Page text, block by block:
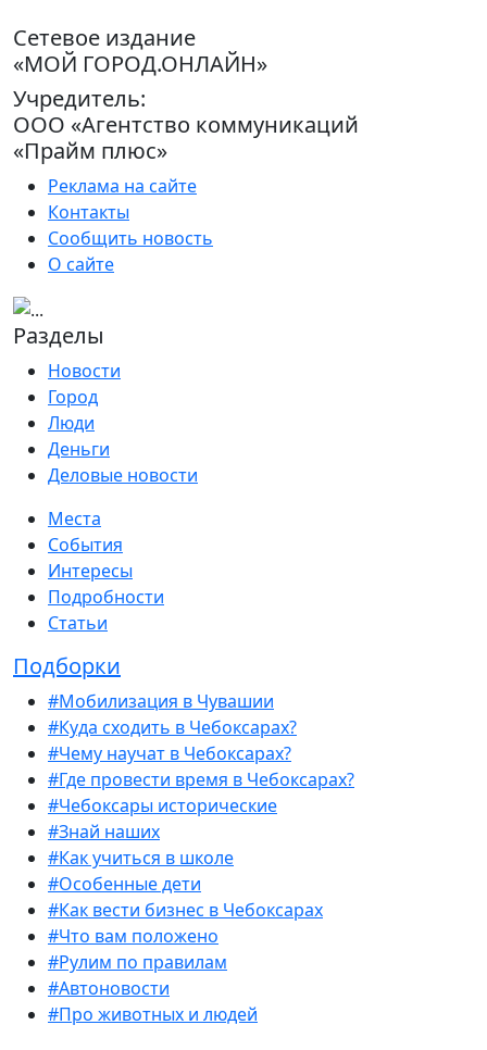
Сетевое издание
«МОЙ ГОРОД.ОНЛАЙН»
Учредитель:
ООО «Агентство коммуникаций
«Прайм плюс»
Реклама на сайте
Контакты
Сообщить новость
О сайте
Разделы
Новости
Город
Люди
Деньги
Деловые новости
Места
События
Интересы
Подробности
Статьи
Подборки
#Мобилизация в Чувашии
#Куда сходить в Чебоксарах?
#Чему научат в Чебоксарах?
#Где провести время в Чебоксарах?
#Чебоксары исторические
#Знай наших
#Как учиться в школе
#Особенные дети
#Как вести бизнес в Чебоксарах
#Что вам положено
#Рулим по правилам
#Автоновости
#Про животных и людей